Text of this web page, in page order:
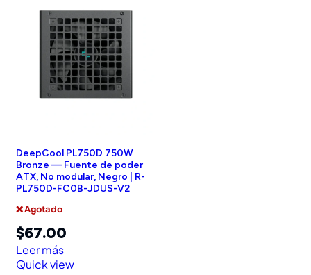
DeepCool PL750D 750W
Bronze — Fuente de poder
ATX, No modular, Negro | R-
PL750D-FC0B-JDUS-V2
❌ Agotado
$67.00
Leer más
Quick view